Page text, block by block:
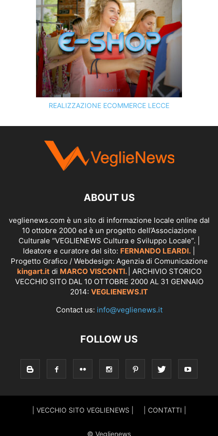
REALIZZAZIONE ECOMMERCE LECCE
SCOPRI I SERVIZI DIKINGART.IT
ABOUT US
veglienews.com è un sito di informazione locale online dal
10 ottobre 2000 ed è un progetto dell’Associazione
Culturale “VEGLIENEWS Cultura e Sviluppo Locale”. |
Ideatore e curatore del sito: FERNANDO LEARDI.
Progetto Grafico / Webdesign: Agenzia di Comunicazione
kingart.itdi MARCO VISCONTI. | ARCHIVIO STORICO
VECCHIO SITO DAL 10 OTTOBRE 2000 AL 31 GENNAIO
2014: VEGLIENEWS.IT
Contact us: info@veglienews.it
FOLLOW US
| VECCHIO SITO VEGLIENEWS | | CONTATTI |
© Veglienews